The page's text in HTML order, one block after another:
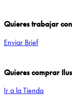
Quieres trabajar
Enviar Brief
Quieres comprar
Ir a la Tienda